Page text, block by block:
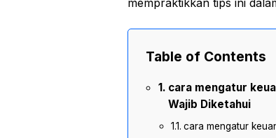
Table of Contents
cara mengatur
Wajib Diketahui
cara mengatur